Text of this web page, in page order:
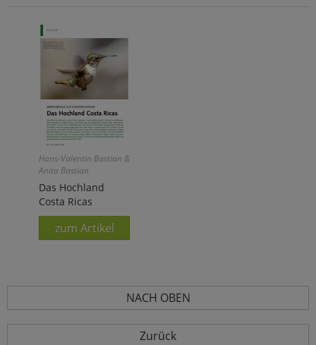
Hans-Valentin Bastian &
Anita Bastian
Das Hochland
Costa Ricas
zum Artikel
NACH OBEN
Zurück